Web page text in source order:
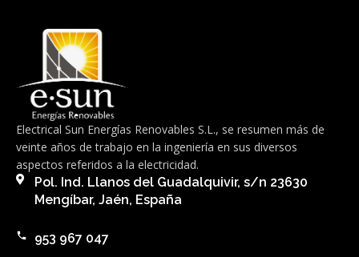
Electrical Sun Energías Renovables S.L., se resumen más de
veinte años de trabajo en la ingeniería en sus diversos
aspectos referidos a la electricidad.
Pol. Ind. Llanos del Guadalquivir, s/n 23630
Mengíbar, Jaén, España
953 967 047